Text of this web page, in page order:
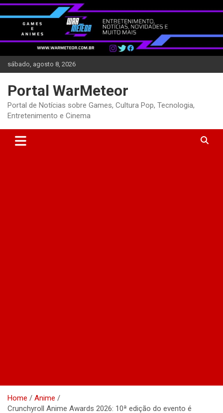
Skip
to
content
sábado, agosto 8, 2026
Portal WarMeteor
Portal de Notícias sobre Games, Cultura Pop, Tecnologia,
Entretenimento e Cinema
Home
Anime
Crunchyroll Anime Awards 2026: 10ª edição do evento é